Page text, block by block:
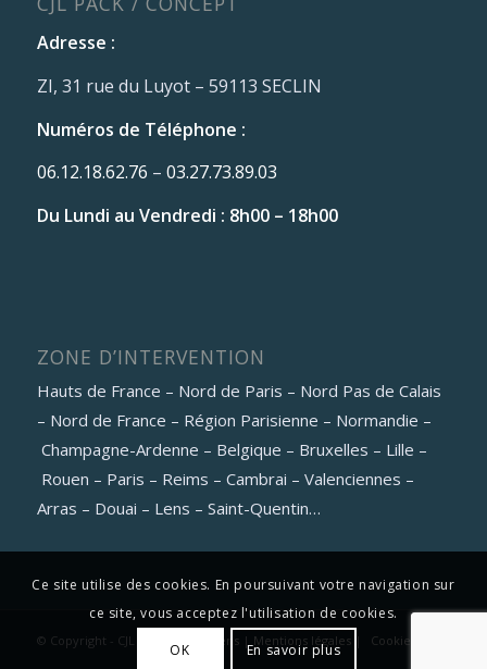
Adresse :
ZI, 31 rue du Luyot – 59113 SECLIN
Numéros de Téléphone :
06.12.18.62.76 – 03.27.73.89.03
Du Lundi au Vendredi : 8h00 – 18h00
ZONE D’INTERVENTION
Hauts de France – Nord de Paris – Nord Pas de Calais
– Nord de France – Région Parisienne – Normandie –
Champagne-Ardenne – Belgique – Bruxelles – Lille –
Rouen – Paris – Reims – Cambrai – Valenciennes –
Arras – Douai – Lens – Saint-Quentin…
© Copyright - CJL Pack 2021 | Liens| Mentions légales| Cookies
Ce site utilise des cookies. En poursuivant votre navigation sur
ce site, vous acceptez l'utilisation de cookies.
OK En savoir plus